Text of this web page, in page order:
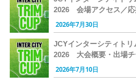
2026 会場アクセス／応
2026年7月30日
JCYインターシティトリ
2026 大会概要・出場チ
2026年7月10日